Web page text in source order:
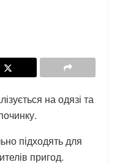
на одязі та
підходять для
пригод.